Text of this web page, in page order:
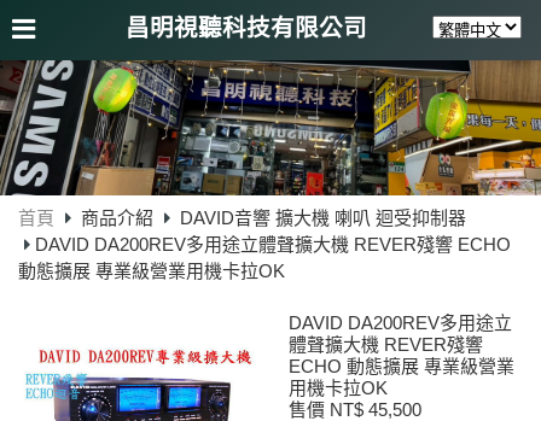
昌明視聽科技有限公司
首頁 商品介紹
DAVID音響 擴大機 喇叭 迴受抑制器
DAVID DA200REV多用途立體聲擴大機 REVER殘響 ECHO
動態擴展 專業級營業用機卡拉OK
DAVID DA200REV多用途立
體聲擴大機 REVER殘響
ECHO 動態擴展 專業級營業
用機卡拉OK
售價 NT$ 45,500